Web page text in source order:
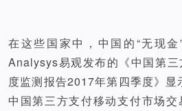
在这些国家中，中国的“无现
Analysys易观发布的《中国第
度监测报告2017年第四季度》显
中国第三方支付移动支付市场